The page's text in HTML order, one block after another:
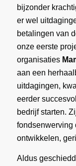
bijzonder
er wel
betalingen van
onze eerste
organisaties
aan een
uitdagingen,
eerder
bedrijf starten.
fondsenwerving
ontwikkelen,
Aldus